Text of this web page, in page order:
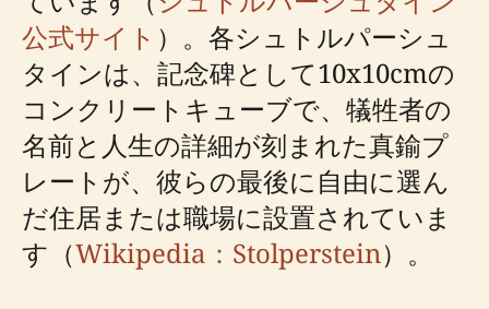
公式サイト ）。各シュトルパーシュ
タインは、記念碑として10x10cmの
コンクリートキューブで、犠牲者の
名前と人生の詳細が刻まれた真鍮プ
レートが、彼らの最後に自由に選ん
だ住居または職場に設置されていま
す（Wikipedia：Stolperstein）。